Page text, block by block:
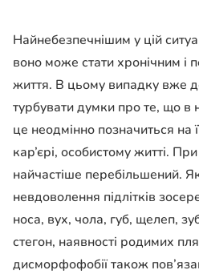
Найнебезпечнішим у цій
воно може стати хронічним і
життя. В цьому випадку вже
турбувати думки про те, що в
це неодмінно позначиться на
кар’єрі, особистому житті.
найчастіше перебільшений.
невдоволення підлітків
носа, вух, чола, губ, щелеп,
стегон, наявності родимих
дисморфофобії також